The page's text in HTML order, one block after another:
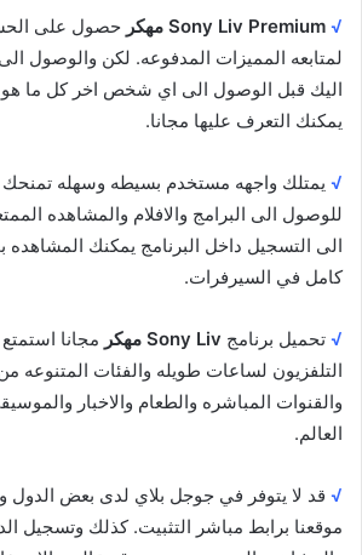
√ Sony Liv Premium مهكر
حصول على
لمتابعه المميزات المدفوعه. لكن والوصول
اليك قبل الوصول الى اي شخص اخر كل ما هو
يمكنك التعرف عليها مجانا.
√ يمتلك واجهه مستخدم بسيطه وسهله تمنحك
للوصول الى البرامج والافلام والمشاهده
الى التسجيل داخل البرنامج يمكنك المشاهده
كامل في السيرفرات.
√ تحميل برنامج Sony Liv مهكر
مجانا
التلفزيون لساعات طويله والفئات المتنوعه
والقنوات المباشره والطعام والاخبار
العالم.
√ قد لا يتوفر في جوجل بلاي لدى بعض الدول
موقعنا برابط مباشر التثبيت. كذلك وتسجيل